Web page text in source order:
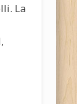
La